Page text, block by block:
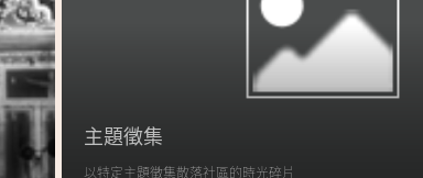
主題徵集
以特定主題徵集散落社區的時光碎片